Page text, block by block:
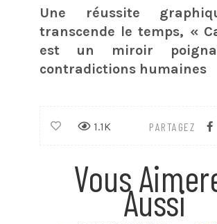
Une réussite
transcende le temps, «
est un miroir
contradictions humaines
PARTAGEZ
1.1K
Vous
Aussi